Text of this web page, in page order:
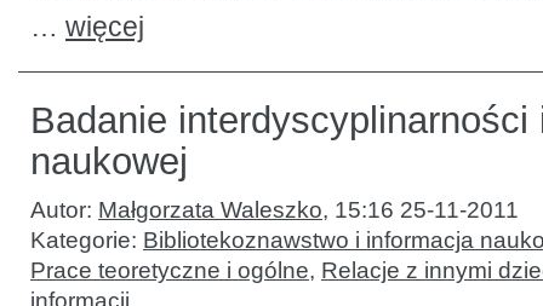
… więcej
Badanie interdyscyplinarności
naukowej
Autor: Małgorzata Waleszko, 15:16 25-11-2011
Kategorie: Bibliotekoznawstwo i informacja
Prace teoretyczne i ogólne, Relacje z innymi
informacji